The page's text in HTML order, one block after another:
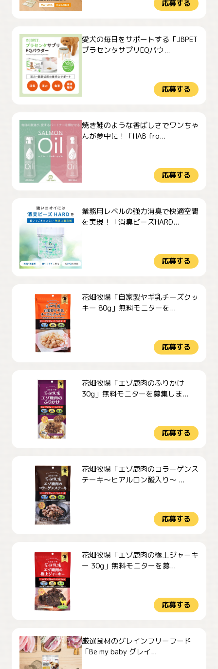
応募する
愛犬の毎日をサポートする「JBPET
プラセンタサプリEQパウ...
応募する
焼き鮭のような香ばしさでワンちゃ
んが夢中に！「HAB fro...
応募する
業務用レベルの強力消臭で快適空間
を実現！「消臭ビーズHARD...
応募する
花畑牧場「自家製ヤギ乳チーズクッ
キー 80g」無料モニターを...
応募する
花畑牧場「エゾ鹿肉のふりかけ
30g」無料モニターを募集しま...
応募する
花畑牧場「エゾ鹿肉のコラーゲンス
テーキ～ヒアルロン酸入り～ ...
応募する
花畑牧場「エゾ鹿肉の極上ジャーキ
ー 30g」無料モニターを募...
応募する
厳選食材のグレインフリーフード
「Be my baby グレイ...